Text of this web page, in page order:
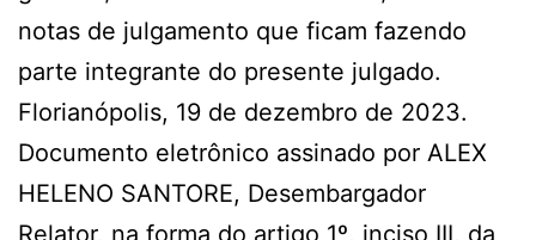
notas de julgamento que ficam fazendo
parte integrante do presente julgado.
Florianópolis, 19 de dezembro de 2023.
Documento eletrônico assinado por ALEX
HELENO SANTORE, Desembargador
Relator, na forma do artigo 1º, inciso III, da